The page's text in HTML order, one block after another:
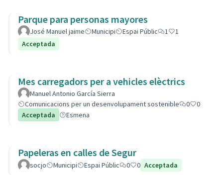
Parque para personas mayores
José Manuel jaime Municipi Espai Públic 1
1
Acceptada
Mes carregadors per a vehicles elèctrics
Manuel Antonio García Sierra
Comunicacions per un desenvolupament sostenible
0
0
Acceptada
Esmena
Papeleras en calles de Segur
socjo Municipi Espai Públic 0 0 Acceptada